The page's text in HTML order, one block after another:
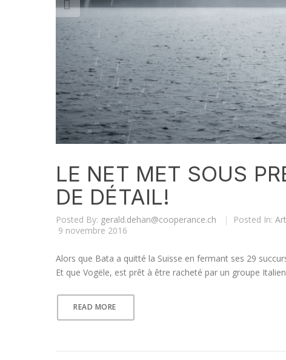
LE NET MET SOUS
DE DÉTAIL!
Posted By: gerald.dehan@cooperance.ch | Posted In:
9 novembre 2016
Alors que Bata a quitté la Suisse en fermant ses 29
Et que Vogële, est prêt à être racheté par un groupe
READ MORE